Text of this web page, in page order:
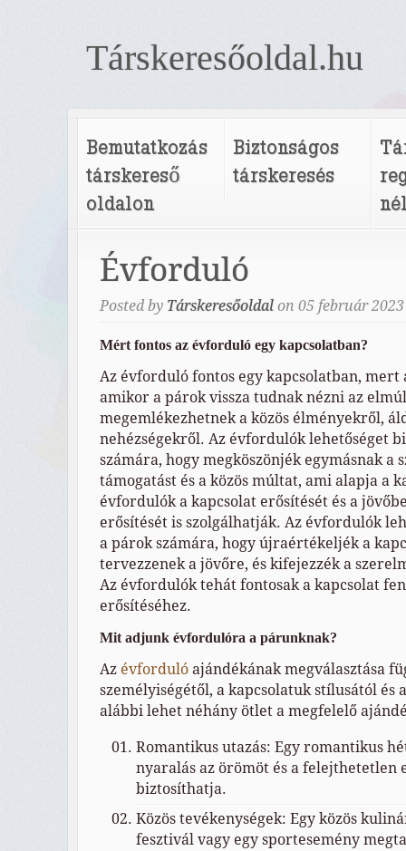
Társkeresőoldal.hu
Bemutatkozás
társkereső
oldalon
Biztonságos
társkeresés
Évforduló
Posted by Társkeresőoldal on 05 február2023
Mért fontos az évforduló egy kapcsolatban?
Az évforduló fontos egy kapcsolatban, mert
amikor a párok vissza tudnak nézni az
megemlékezhetnek a közös élményekről,
nehézségekről. Az évfordulók lehetőséget
számára, hogy megköszönjék egymásnak a
támogatást és a közös múltat, ami alapja a
évfordulók a kapcsolat erősítését és a
erősítését is szolgálhatják. Az évfordulók
a párok számára, hogy újraértékeljék a
tervezzenek a jövőre, és kifejezzék a
Az évfordulók tehát fontosak a kapcsolat
erősítéséhez.
Mit adjunk évfordulóra a párunknak?
Az évforduló ajándékának megválasztása
személyiségétől, a kapcsolatuk stílusától és
alábbi lehet néhány ötlet a megfelelő
Romantikus utazás: Egy romantikus
nyaralás az örömöt és a felejthetetlen
biztosíthatja.
Közös tevékenységek: Egy közös
fesztivál vagy egy sportesemény